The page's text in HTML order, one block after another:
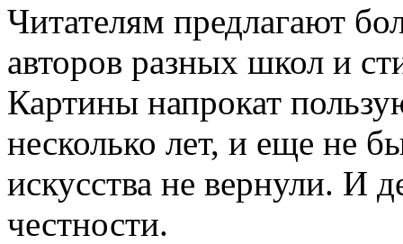
Читателям предлагают
авторов разных школ и
Картины напрокат
несколько лет, и еще не
искусства не вернули. И
честности.